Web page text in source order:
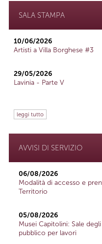
SALA STAMPA
10/06/2026
Artisti a Villa Borghese #3
29/05/2026
Lavinia - Parte V
leggi tutto
AVVISI DI SERVIZIO
06/08/2026
Modalità di accesso e
Territorio
05/08/2026
Musei Capitolini: Sale
pubblico per lavori